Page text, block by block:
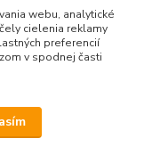
webu, analytické
cielenia reklamy
preferencií
v spodnej časti